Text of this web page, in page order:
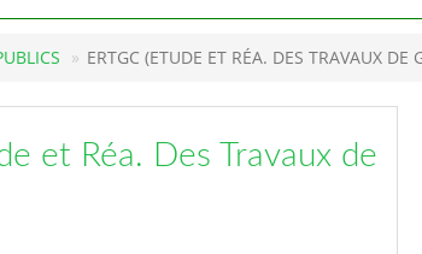
ERTGC (ETUDE ET RÉA. DES TRAVAUX DE
et Réa. Des Travaux de